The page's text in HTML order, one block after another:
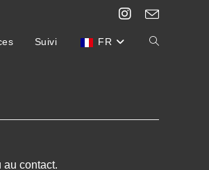
Suivi FR
contact.